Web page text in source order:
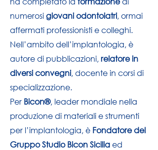
numerosigiovani odontoiatri, ormai
affermati professionisti e colleghi.
Nell’ambito dell’implantologia, è
autore di pubblicazioni,relatore in
diversi convegni, docente in corsi di
specializzazione.
Per Bicon®, leader mondiale nella
produzione di materiali e strumenti
per l’implantologia, è Fondatore del
Gruppo Studio Bicon Siciliaed